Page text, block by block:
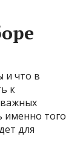
и что в
к
именно того
для